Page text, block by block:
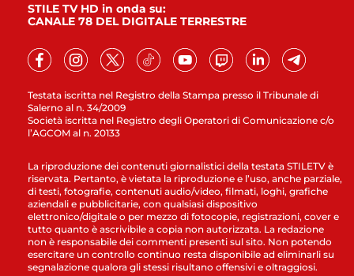
Testata iscritta nel Registro della Stampa presso il Tribunale di
Salerno al n. 34/2009
Società iscritta nel Registro degli Operatori di Comunicazione c/o
l’AGCOM al n. 20133
STILE TV HD in onda su:
CANALE 78 DEL DIGITALE TERRESTRE
La riproduzione dei contenuti giornalistici della testata STILETV è
riservata. Pertanto, è vietata la riproduzione e l’uso, anche parziale,
di testi, fotografie, contenuti audio/video, filmati, loghi, grafiche
aziendali e pubblicitarie, con qualsiasi dispositivo
elettronico/digitale o per mezzo di fotocopie, registrazioni, cover e
tutto quanto è ascrivibile a copia non autorizzata. La redazione
non è responsabile dei commenti presenti sul sito. Non potendo
esercitare un controllo continuo resta disponibile ad eliminarli su
segnalazione qualora gli stessi risultano offensivi e oltraggiosi.